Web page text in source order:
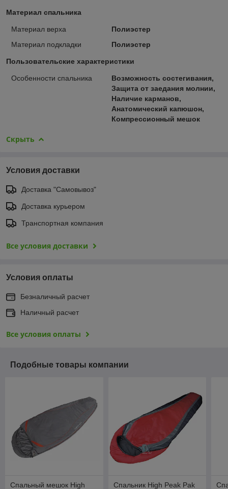
Материал спальника
Материал верха
Полиэстер
Материал подкладки
Полиэстер
Пользовательские характеристики
Особенности спальника
Возможность состегивания,
Защита от заедания молнии,
Наличие карманов,
Анатомический капюшон,
Компрессионный мешок
Скрыть
Условия доставки
Доставка "Самовывоз"
Доставка курьером
Транспортная компания
Все условия доставки
Условия оплаты
Безналичный расчет
Наличный расчет
Все условия оплаты
Подобные товары компании
Спальный мешок High
Спальник High Peak Pak